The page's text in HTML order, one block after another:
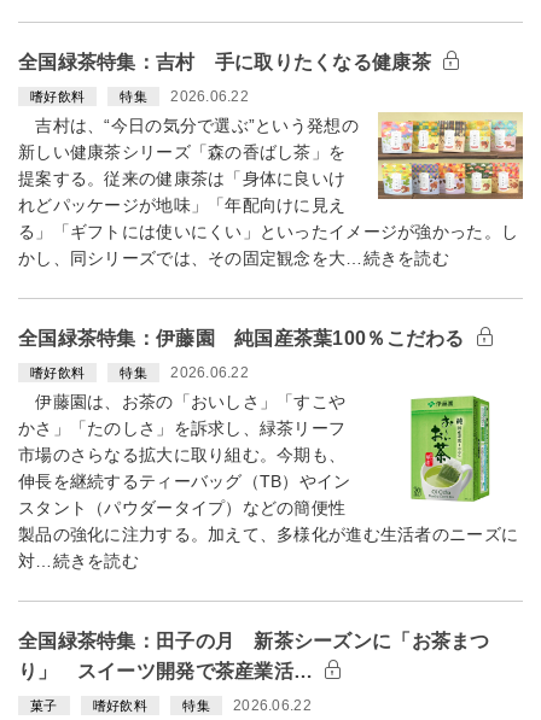
全国緑茶特集：吉村 手に取りたくなる健康茶
嗜好飲料 特集 2026.06.22
吉村は、“今日の気分で選ぶ”という発想の
新しい健康茶シリーズ「森の香ばし茶」を
提案する。従来の健康茶は「身体に良いけ
れどパッケージが地味」「年配向けに見え
る」「ギフトには使いにくい」といったイメージが強かった。し
かし、同シリーズでは、その固定観念を大…続きを読む
全国緑茶特集：伊藤園 純国産茶葉100％こだわる
嗜好飲料 特集 2026.06.22
伊藤園は、お茶の「おいしさ」「すこや
かさ」「たのしさ」を訴求し、緑茶リーフ
市場のさらなる拡大に取り組む。今期も、
伸長を継続するティーバッグ（TB）やイン
スタント（パウダータイプ）などの簡便性
製品の強化に注力する。加えて、多様化が進む生活者のニーズに
対…続きを読む
全国緑茶特集：田子の月 新茶シーズンに「お茶まつ
り」 スイーツ開発で茶産業活…
菓子 嗜好飲料 特集 2026.06.22